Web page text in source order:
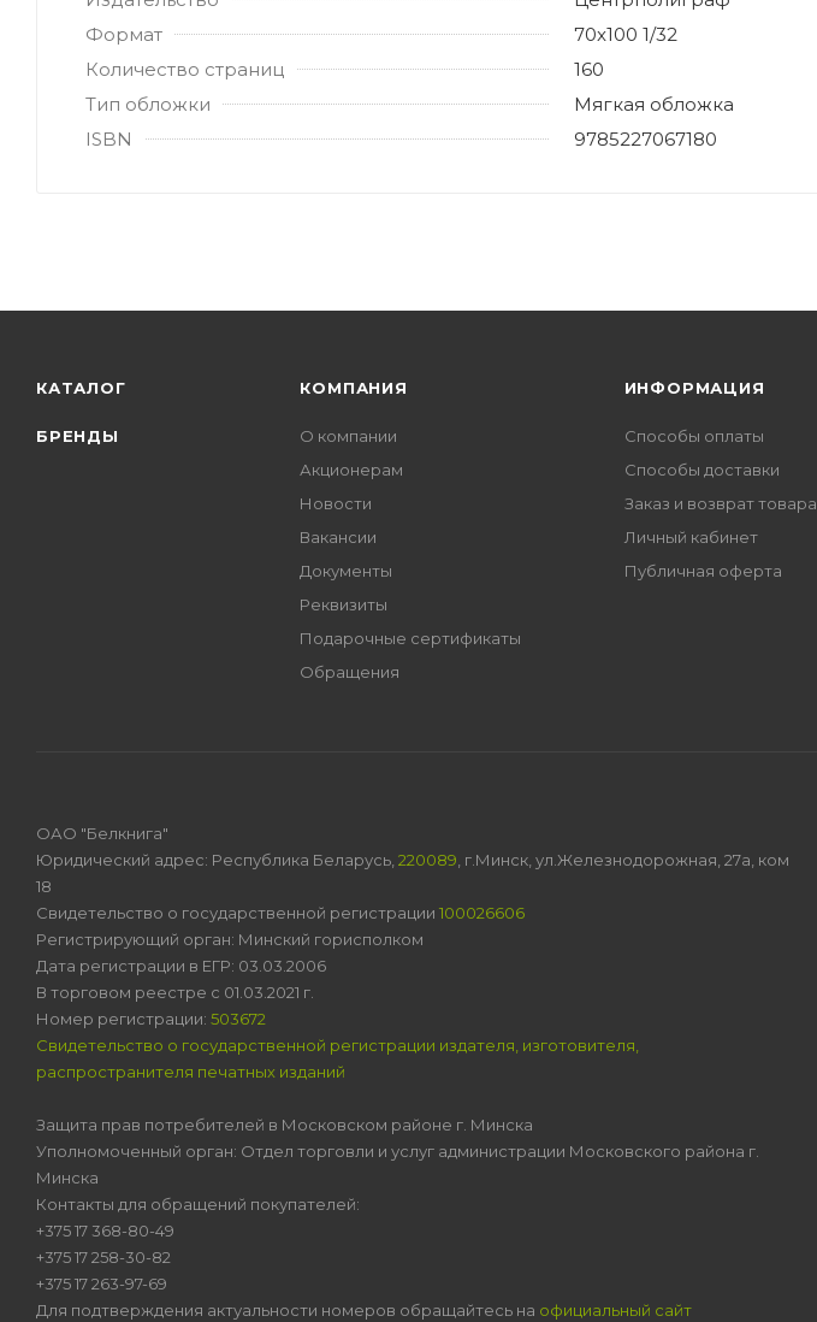
Формат
70x100 1/32
Количество страниц
160
Тип обложки
Мягкая обложка
ISBN
9785227067180
КАТАЛОГ
БРЕНДЫ
КОМПАНИЯ
О компании
Акционерам
Новости
Вакансии
Документы
Реквизиты
Подарочные сертификаты
Обращения
ИНФОРМАЦИЯ
Способы оплаты
Способы доставки
Заказ и возврат товара
Личный кабинет
Публичная оферта
ОАО "Белкнига"
Юридический адрес: Республика Беларусь, 220089 , г.Минск, ул.Железнодорожная, 27а, ком
18
Свидетельство о государственной регистрации 100026606
Регистрирующий орган: Минский горисполком
Дата регистрации в ЕГР: 03.03.2006
В торговом реестре с 01.03.2021 г.
Номер регистрации: 503672
Свидетельство о государственной регистрации издателя, изготовителя,
распространителя печатных изданий
Защита прав потребителей в Московском районе г. Минска
Уполномоченный орган: Отдел торговли и услуг администрации Московского района г.
Минска
Контакты для обращений покупателей:
+375 17 368-80-49
+375 17 258-30-82
+375 17 263-97-69
Для подтверждения актуальности номеров обращайтесь на официальный сайт